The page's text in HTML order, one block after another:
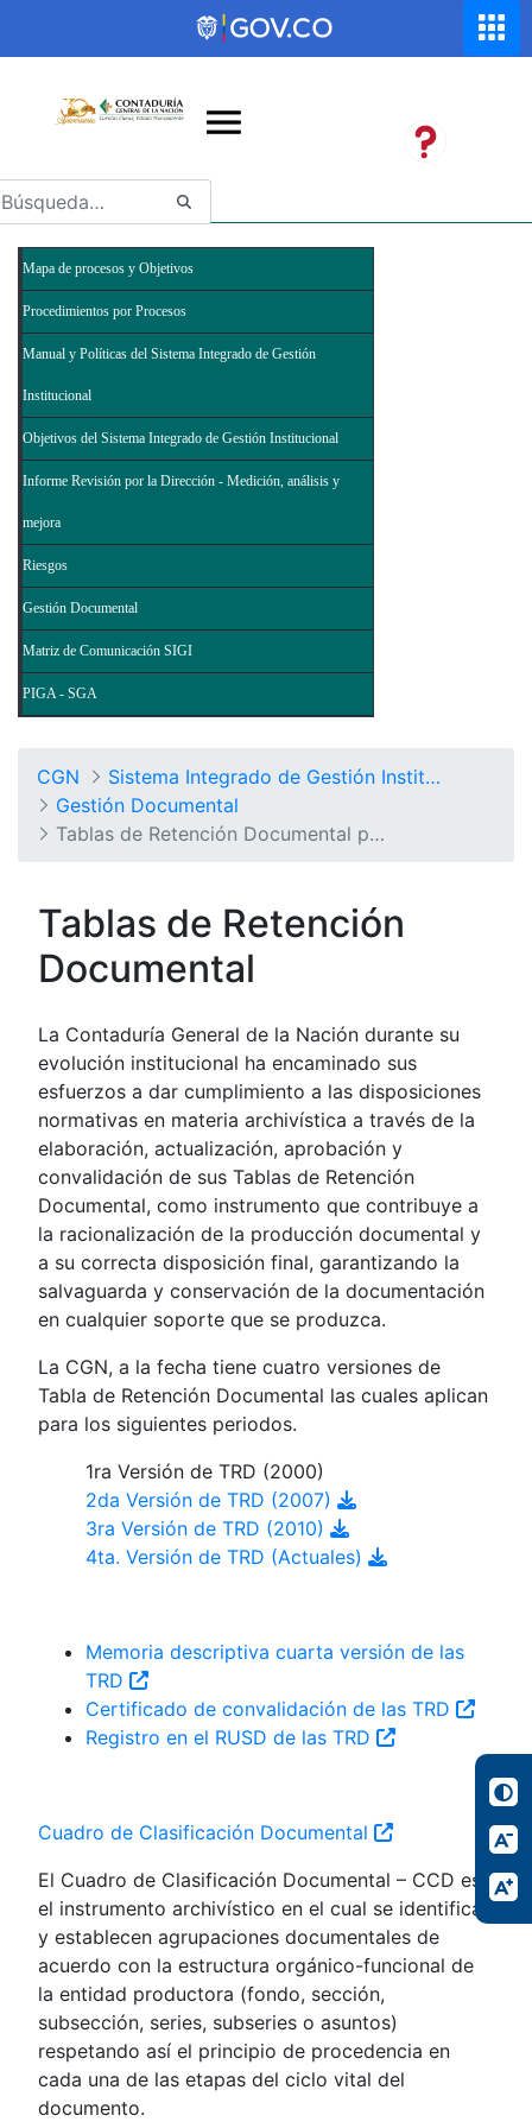
Saltar al contenido principal
Abrir menú de accesibilidad
Mapa de procesos y Objetivos
Procedimientos por Procesos
Manual y Políticas del Sistema Integrado de Gestión
Institucional
Objetivos del Sistema Integrado de Gestión Institucional
Informe Revisión por la Dirección - Medición, análisis y
mejora
Riesgos
Gestión Documental
Matriz de Comunicación SIGI
PIGA - SGA
CGN
Sistema Integrado de Gestión Institucional
Gestión Documental
Tablas de Retención Documental por Procesos
Tablas de Retención
Documental
La Contaduría General de la Nación durante su
evolución institucional ha encaminado sus
esfuerzos a dar cumplimiento a las disposiciones
normativas en materia archivística a través de la
elaboración, actualización, aprobación y
convalidación de sus Tablas de Retención
Documental, como instrumento que contribuye a
la racionalización de la producción documental y
a su correcta disposición final, garantizando la
salvaguarda y conservación de la documentación
en cualquier soporte que se produzca.
La CGN, a la fecha tiene cuatro versiones de
Tabla de Retención Documental las cuales aplican
para los siguientes periodos.
1ra Versión de TRD (2000)
2da Versión de TRD (2007)
3ra Versión de TRD (2010)
4ta. Versión de TRD (Actuales)
Memoria descriptiva cuarta versión de las
TRD
Certificado de convalidación de las TRD
Registro en el RUSD de las TRD
Cuadro de Clasificación Documental
El Cuadro de Clasificación Documental – CCD es
el instrumento archivístico en el cual se identifican
y establecen agrupaciones documentales de
acuerdo con la estructura orgánico-funcional de
la entidad productora (fondo, sección,
subsección, series, subseries o asuntos)
respetando así el principio de procedencia en
cada una de las etapas del ciclo vital del
documento.